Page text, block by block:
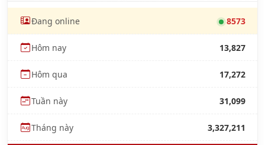
Đang online 8573
Hôm nay 13,827
Hôm qua 17,272
Tuần này 31,099
Tháng này 3,327,211